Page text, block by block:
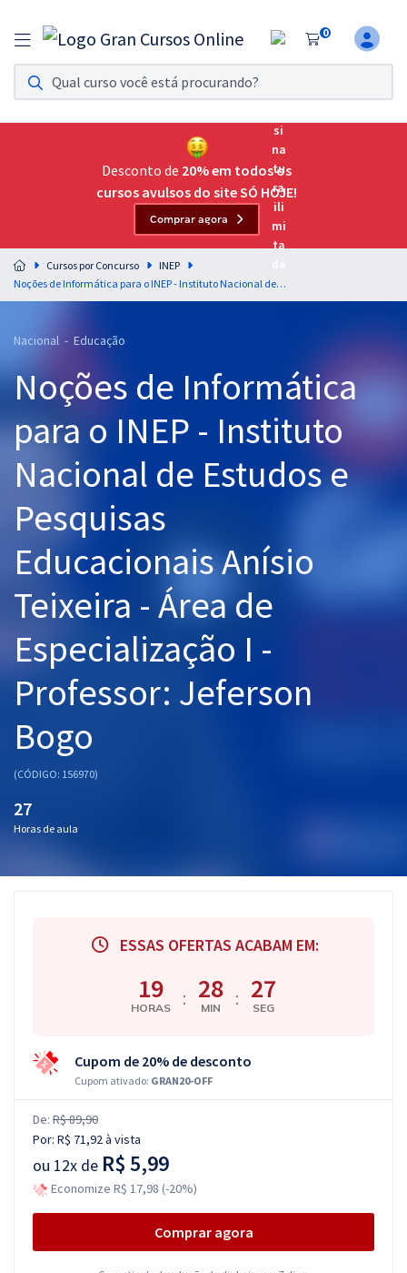
0
Assinatura Ilimitada 11
Acesso a todos os cursos. Teste grátis por 7 dias!
Assinatura OAB Até Passar
Acesso ilimitado a toda preparação para o Exame da
Residências Multiprofissionais
Preparação completa e intensiva para as principais
residências em saúde do Brasil
Cursos 20% OFF
Pós
Graduação
OAB
Mentorias
Questões grátis
Aprovados
Atendimento
Desconto de 20% em todos os
cursos avulsos do site SÓ HOJE!
Comprar agora
Cursos por Concurso
INEP
Noções de Informática para o INEP - Instituto Nacional de Estudos e Pesquisas Educacionais Anísio Teixeira - Área de Especialização I - Professor: Jeferson Bogo
Nacional - Educação
Noções de Informática
para o INEP - Instituto
Nacional de Estudos e
Pesquisas
Educacionais Anísio
Teixeira - Área de
Especialização I -
Professor: Jeferson
Bogo
(CÓDIGO: 156970)
27
Horas de aula
ESSAS OFERTAS ACABAM EM:
19
HORAS : 28
MIN : 27
SEG
Cupom de 20% de desconto
Cupom ativado: GRAN20-OFF
De: R$ 89,90
Por: R$ 71,92à vista
ou 12x de R$ 5,99
Economize R$ 17,98 (-20%)
Comprar agora